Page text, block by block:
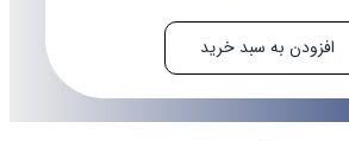
افزودن به سبد خرید